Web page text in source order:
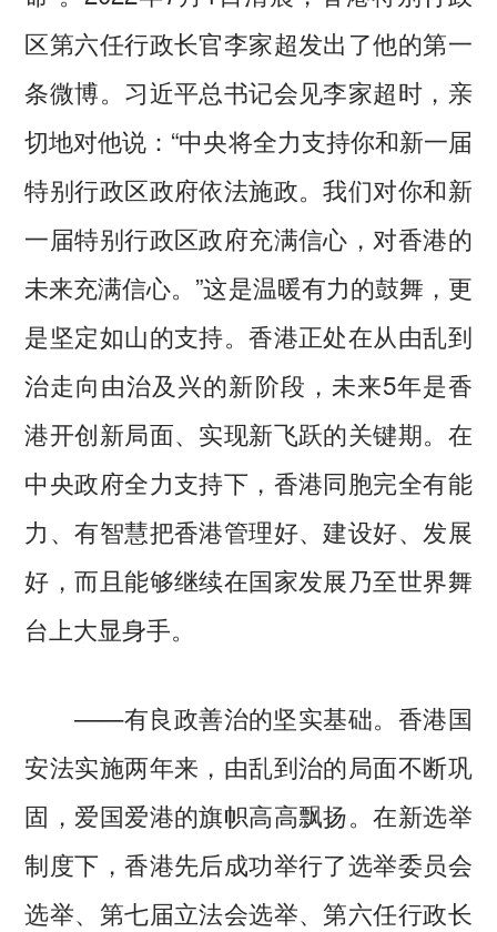
区第六任行政长官李家超发出了他的第一
条微博。习近平总书记会见李家超时，亲
切地对他说：“中央将全力支持你和新一届
特别行政区政府依法施政。我们对你和新
一届特别行政区政府充满信心，对香港的
未来充满信心。”这是温暖有力的鼓舞，更
是坚定如山的支持。香港正处在从由乱到
治走向由治及兴的新阶段，未来5年是香
港开创新局面、实现新飞跃的关键期。在
中央政府全力支持下，香港同胞完全有能
力、有智慧把香港管理好、建设好、发展
好，而且能够继续在国家发展乃至世界舞
台上大显身手。
——有良政善治的坚实基础。香港国
安法实施两年来，由乱到治的局面不断巩
固，爱国爱港的旗帜高高飘扬。在新选举
制度下，香港先后成功举行了选举委员会
选举、第七届立法会选举、第六任行政长